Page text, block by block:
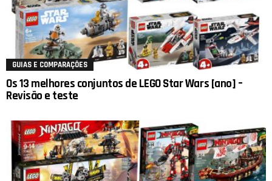
GUIAS E COMPARAÇÕES
Os 13 melhores conjuntos de LEGO Star Wars [ano] –
Revisão e teste